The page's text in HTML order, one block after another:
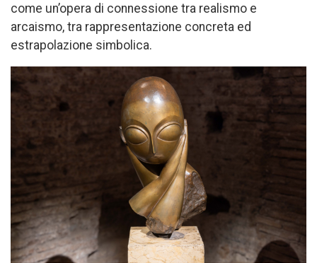
come un’opera di connessione tra realismo e
arcaismo, tra rappresentazione concreta ed
estrapolazione simbolica.